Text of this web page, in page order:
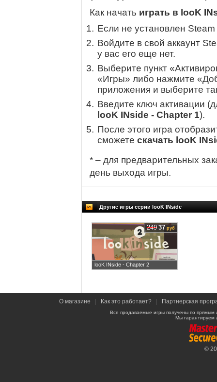
Как начать играть в looK
Если не установлен
Войдите в свой аккаунт
у вас его еще нет.
Выберите пункт
«Игры» либо нажмите
приложения и выберите
Введите ключ активации
looK INside - Chapter 1).
После этого игра
сможете скачать looK
* – для предварительных
день выхода игры.
Другие игры серии looK INside
looK INside - Chapter 2
249 37 руб
О магазине Как это работает? Партнерская
Все продаваемые игры получены по
Мы гарантируем
©